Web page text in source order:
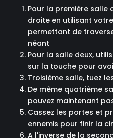
Pour la première salle
droite en utilisant
permettant de
néant
Pour la salle deux,
sur la touche pour
Troisième salle, tuez
De même quatrième
pouvez maintenant
Cassez les portes et
ennemis pour finir la
A l'inverse de la